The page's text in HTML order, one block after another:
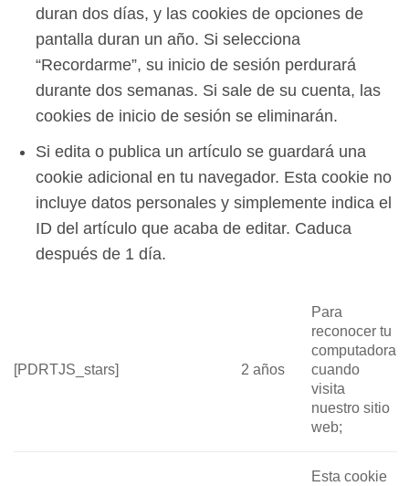
duran dos días, y las cookies de opciones de
pantalla duran un año. Si selecciona
“Recordarme”, su inicio de sesión perdurará
durante dos semanas. Si sale de su cuenta, las
cookies de inicio de sesión se eliminarán.
Si edita o publica un artículo se guardará una
cookie adicional en tu navegador. Esta cookie no
incluye datos personales y simplemente indica el
ID del artículo que acaba de editar. Caduca
después de 1 día.
[PDRTJS_stars] 2 años
Para
reconocer tu
computadora
cuando
visita
nuestro sitio
web;
Esta cookie